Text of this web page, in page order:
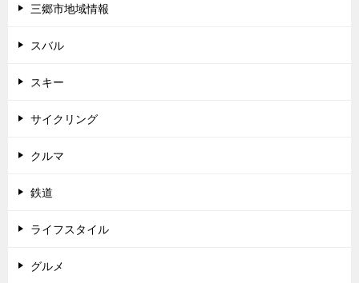
三郷市地域情報
スバル
スキー
サイクリング
クルマ
鉄道
ライフスタイル
グルメ